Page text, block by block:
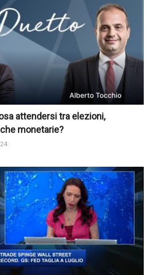
attendersi tra elezioni,
monetarie?